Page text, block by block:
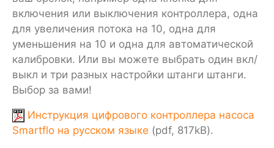
включения или выключения контроллера, одна
для увеличения потока на 10, одна для
уменьшения на 10 и одна для автоматической
калибровки. Или вы можете выбрать один вкл/
выкл и три разных настройки штанги штанги.
Выбор за вами!
Инструкция цифрового контроллера насоса
Smartflo на русском языке (pdf, 817kB).